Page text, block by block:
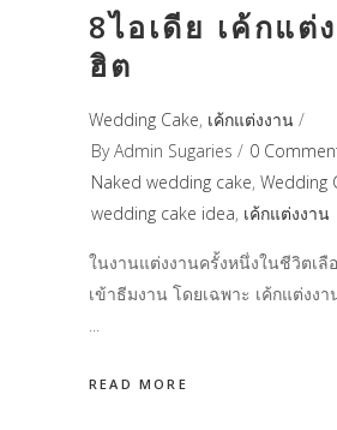
8ไอเดีย เค้กแต่
ฮิต
Wedding Cake, เค้กแต่งงาน
ByAdmin Sugaries
0
Naked wedding cake, Wedding
wedding cake idea, เค้กแต่งงาน
ในงานแต่งงานครั้งหนึ่งในชีวิตเลื
เข้าธีมงาน โดยเฉพาะ เค้กแต่งง
READ MORE